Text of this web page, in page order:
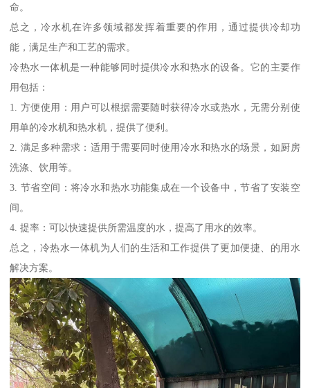
命。
总之，冷水机在许多领域都发挥着重要的作用，通过提供冷却功
能，满足生产和工艺的需求。
冷热水一体机是一种能够同时提供冷水和热水的设备。它的主要作
用包括：
1. 方便使用：用户可以根据需要随时获得冷水或热水，无需分别使
用单的冷水机和热水机，提供了便利。
2. 满足多种需求：适用于需要同时使用冷水和热水的场景，如厨房
洗涤、饮用等。
3. 节省空间：将冷水和热水功能集成在一个设备中，节省了安装空
间。
4. 提率：可以快速提供所需温度的水，提高了用水的效率。
总之，冷热水一体机为人们的生活和工作提供了更加便捷、的用水
解决方案。